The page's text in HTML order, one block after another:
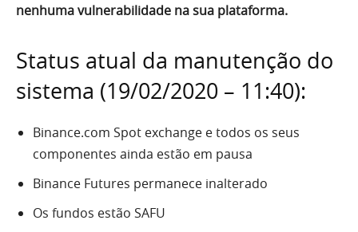
nenhuma vulnerabilidade na sua plataforma.
Status atual da manutenção do
sistema (19/02/2020 – 11:40):
Binance.com Spot exchange e todos os seus
componentes ainda estão em pausa
Binance Futures permanece inalterado
Os fundos estão SAFU